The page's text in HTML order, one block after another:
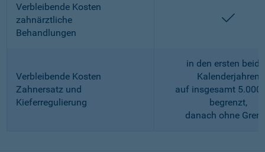
Verbleibende Kosten
zahnärztliche
Behandlungen
Verbleibende Kosten
Zahnersatz und
Kieferregulierung
in den ersten
Kalenderjahren
auf insgesamt 5.000
begrenzt,
danach ohne